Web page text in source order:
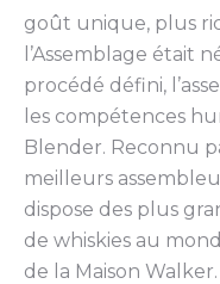
goût unique, plus
l’Assemblage était
procédé défini,
les compétences
Blender. Reconnu
meilleurs
dispose des plus
de whiskies au
de la Maison Walker.